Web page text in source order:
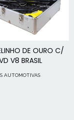
DE OURO C/
V8 BRASIL
AUTOMOTIVAS